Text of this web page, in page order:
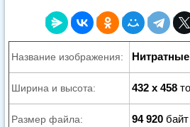
Название изображения:
Ширина и высота: 432 x 458
Размер файла: 94 920